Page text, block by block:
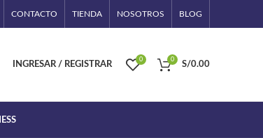
CONTACTO TIENDA NOSOTROS BLOG
INGRESAR / REGISTRAR
0 0
S/0.00